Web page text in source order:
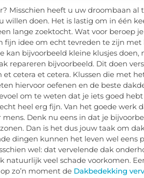
Misschien heeft u uw droombaan al
willen doen. Het is lastig om in één
lange zoektocht. Wat voor beroep
fijn idee om echt tevreden te zijn
kan bijvoorbeeld kleine klusjes doen,
repareren bijvoorbeeld. Dit doen
cetera et cetera. Klussen die met
hiervoor oefenen en de beste
om te weten dat je iets goed
heel erg fijn. Van het goede werk
Denk nu eens in dat je
Dan is het dus jouw taak om
dingen kunnen het leven wel eens
wel: dat vervelende dak
natuurlijk veel schade voorkomen.
zo’n moment de Dakbedekking